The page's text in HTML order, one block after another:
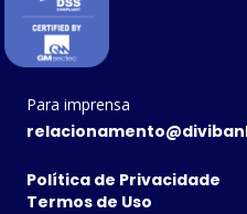
Para imprensa
Política de Privacidade
Termos de Uso